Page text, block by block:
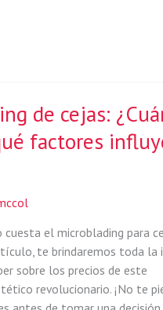
de cejas:
factores
cuesta el microblading para
te brindaremos toda la
sobre los precios de este
revolucionario. ¡No te